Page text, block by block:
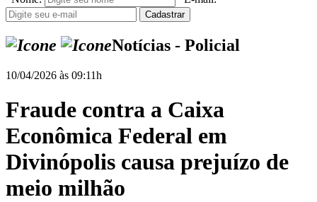
Notícias - Policial
10/04/2026 às 09:11h
Fraude contra a Caixa
Econômica Federal em
Divinópolis causa prejuízo de
meio milhão